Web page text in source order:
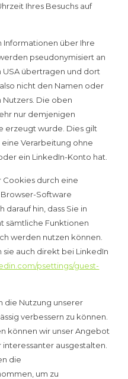
Ihres Besuchs auf
über Ihre
pseudonymisiert an
USA übertragen und dort
nicht den Namen oder
Nutzers. Die oben
nur demjenigen
erzeugt wurde. Dies gilt
Verarbeitung ohne
ein LinkedIn-Konto hat.
durch eine
Software
hin, dass Sie in
sämtliche Funktionen
werden nutzen können.
auch direkt bei LinkedIn
psettings/guest-
die Nutzung unserer
verbessern zu können.
können wir unser Angebot
ausgestalten.
die
um zu